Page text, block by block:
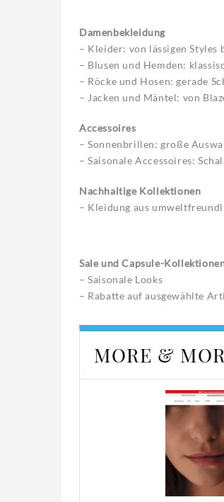
Damenbekleidung
– Kleider: von lässigen
– Blusen und Hemden:
– Röcke und Hosen: gerade
– Jacken und Mäntel: von
Accessoires
– Sonnenbrillen: große
– Saisonale Accessoires:
Nachhaltige Kollektionen
– Kleidung aus
Sale und Capsule-
– Saisonale Looks
– Rabatte auf ausgewählte
MORE &